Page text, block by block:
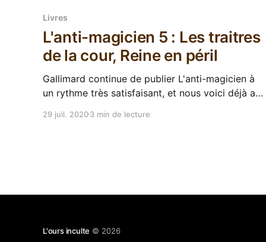
Livres
L'anti-magicien 5 : Les traitres
de la cour, Reine en péril
Gallimard continue de publier L'anti-magicien à
un rythme très satisfaisant, et nous voici déjà au
Sebastien De Castell. Dans quel merdier Kelen va
29 juil. 20203 min de lecture
L'ours inculte © 2026